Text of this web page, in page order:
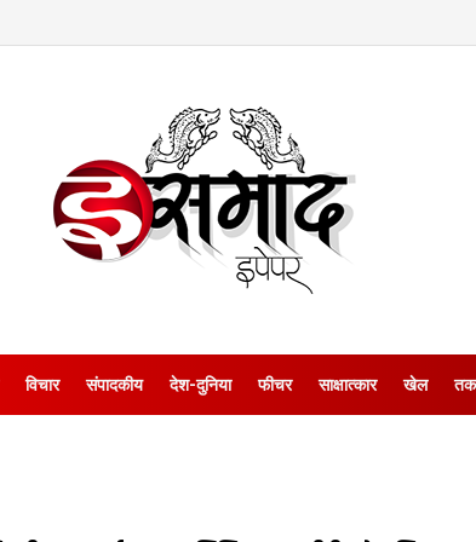
विचार संपादकीय देश-दुनिया फीचर साक्षात्‍कार खेल